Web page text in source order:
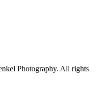
Photography. All rights